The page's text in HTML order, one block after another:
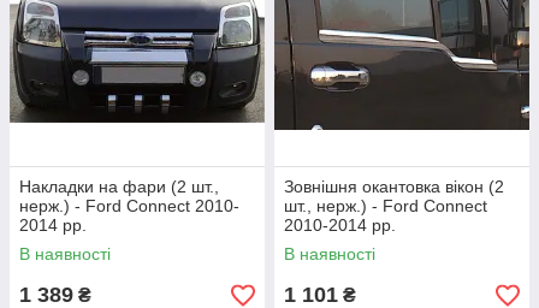
Накладки на фари (2 шт.,
нерж.) - Ford Connect 2010-
2014 рр.
В наявності
1 389 ₴
Зовнішня окантовка вікон (2
шт., нерж.) - Ford Connect
2010-2014 рр.
В наявності
1 101 ₴